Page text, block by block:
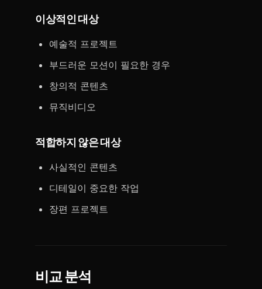
이상적인 대상
예술적 프로젝트
부드러운 모션이 필요한 경우
창의적 콘텐츠
뮤직비디오
적합하지 않은 대상
사실적인 콘텐츠
디테일이 중요한 작업
장편 프로젝트
비교 분석